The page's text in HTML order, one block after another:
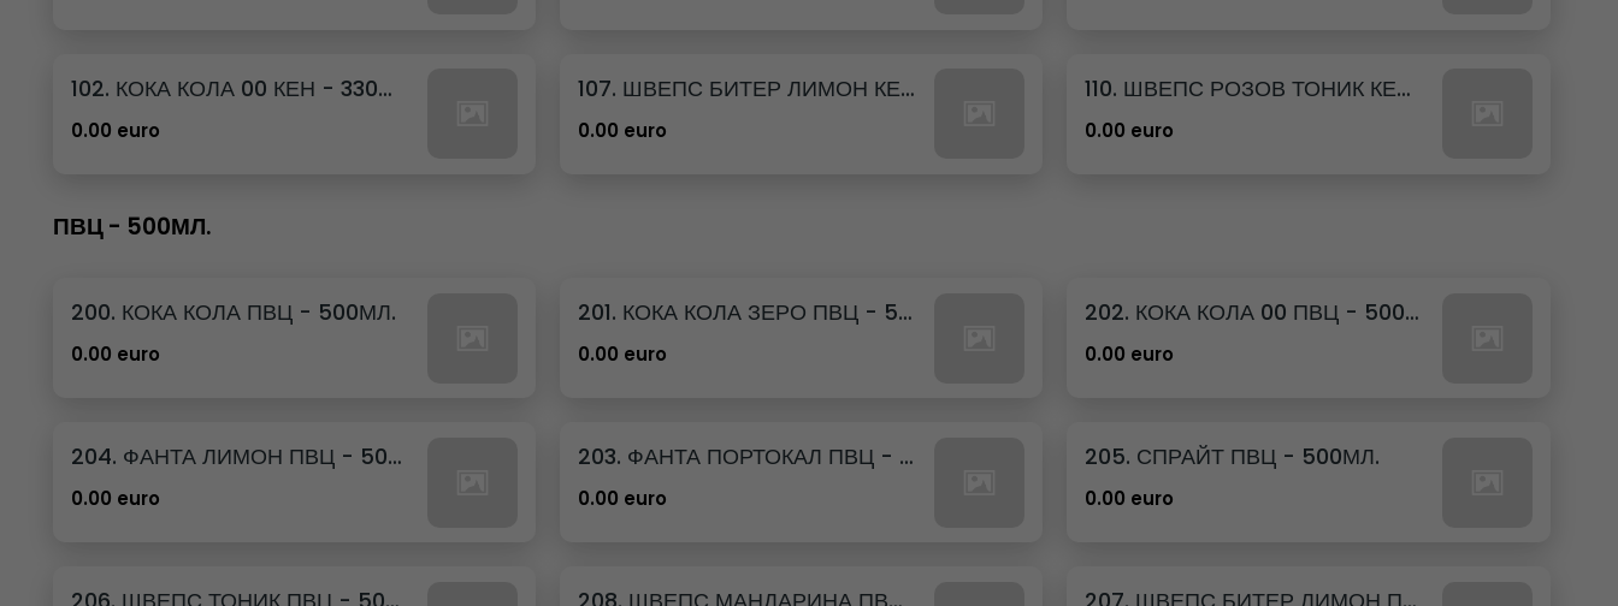
102. КОКА КОЛА 00 КЕН - 330МЛ.
0.00 euro
107. ШВЕПС БИТЕР ЛИМОН КЕН - 330МЛ.
0.00 euro
110. ШВЕПС РОЗОВ ТОНИК КЕН - 330МЛ.
0.00 euro
ПВЦ - 500МЛ.
200. КОКА КОЛА ПВЦ - 500МЛ.
0.00 euro
201. КОКА КОЛА ЗЕРО ПВЦ - 500МЛ.
0.00 euro
202. КОКА КОЛА 00 ПВЦ - 500МЛ.
0.00 euro
204. ФАНТА ЛИМОН ПВЦ - 500МЛ.
0.00 euro
203. ФАНТА ПОРТОКАЛ ПВЦ - 500МЛ.
0.00 euro
205. СПРАЙТ ПВЦ - 500МЛ.
0.00 euro